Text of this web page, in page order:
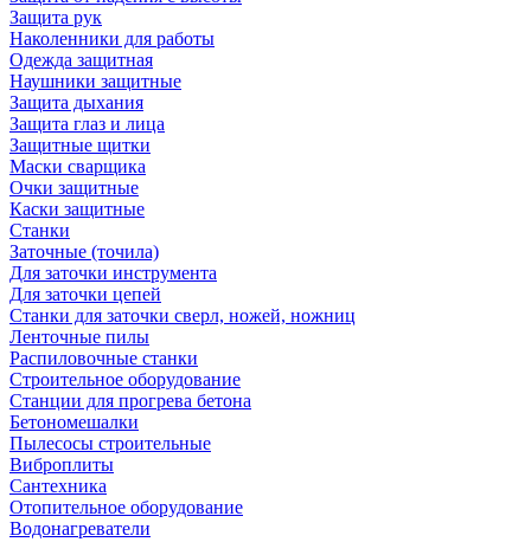
Защита рук
Наколенники для работы
Одежда защитная
Наушники защитные
Защита дыхания
Защита глаз и лица
Защитные щитки
Маски сварщика
Очки защитные
Каски защитные
Станки
Заточные (точила)
Для заточки инструмента
Для заточки цепей
Станки для заточки сверл, ножей, ножниц
Ленточные пилы
Распиловочные станки
Строительное оборудование
Станции для прогрева бетона
Бетономешалки
Пылесосы строительные
Виброплиты
Сантехника
Отопительное оборудование
Водонагреватели